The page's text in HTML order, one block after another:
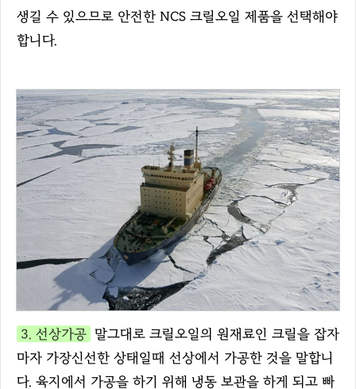
생길 수 있으므로 안전한 NCS 크릴오일 제품을 선택해야
합니다.
3. 선상가공 말그대로 크릴오일의 원재료인 크릴을 잡자
마자 가장신선한 상태일때 선상에서 가공한 것을 말합니
다. 육지에서 가공을 하기 위해 냉동 보관을 하게 되고 빠